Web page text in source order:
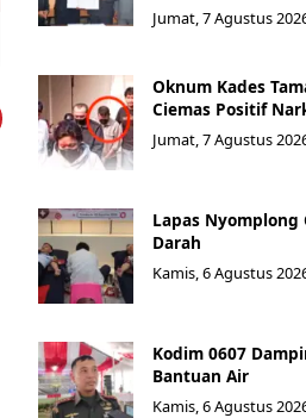
Jumat, 7 Agustus
Oknum Kades
Ciemas Positif
Jumat, 7 Agustus
Lapas Nyomplong
Darah
Kamis, 6 Agustus
Kodim 0607
Bantuan Air
Kamis, 6 Agustus